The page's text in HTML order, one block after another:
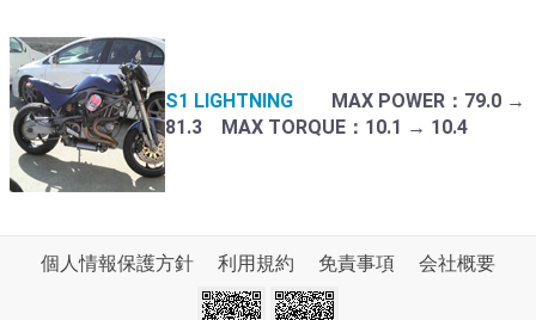
S1 LIGHTNING MAX POWER：79.0 →
81.3 MAX TORQUE：10.1 → 10.4
個人情報保護方針 利用規約 免責事項 会社概要